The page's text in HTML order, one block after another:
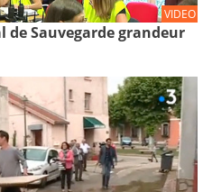
VIDEO
de Sauvegarde grandeur